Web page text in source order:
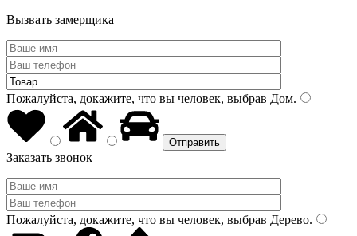
Вызвать замерщика
Пожалуйста, докажите, что вы человек, выбрав Дом.
Заказать звонок
Пожалуйста, докажите, что вы человек, выбрав Дерево.